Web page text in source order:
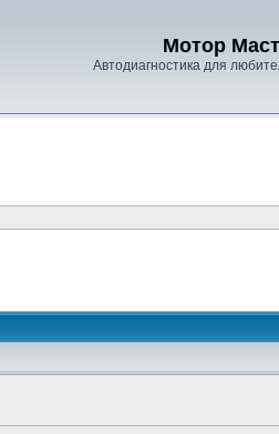
Мотор
Автодиагностика для